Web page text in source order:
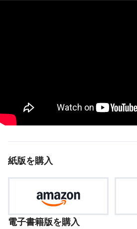
紙版を購入
電子書籍版を購入